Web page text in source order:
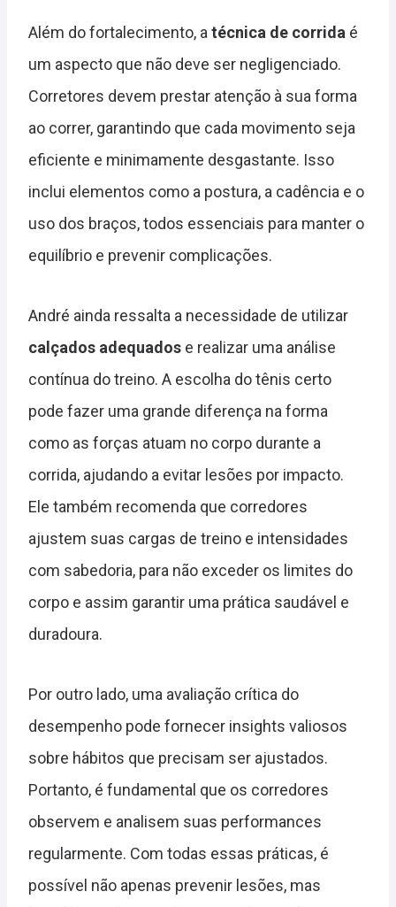
Além do fortalecimento, atécnica de corrida é
um aspecto que não deve ser negligenciado.
Corretores devem prestar atenção à sua forma
ao correr, garantindo que cada movimento seja
eficiente e minimamente desgastante. Isso
inclui elementos como a postura, a cadência e o
uso dos braços, todos essenciais para manter o
equilíbrio e prevenir complicações.
André ainda ressalta a necessidade de utilizar
calçados adequados e realizar uma análise
contínua do treino. A escolha do tênis certo
pode fazer uma grande diferença na forma
como as forças atuam no corpo durante a
corrida, ajudando a evitar lesões por impacto.
Ele também recomenda que corredores
ajustem suas cargas de treino e intensidades
com sabedoria, para não exceder os limites do
corpo e assim garantir uma prática saudável e
duradoura.
Por outro lado, uma avaliação crítica do
desempenho pode fornecer insights valiosos
sobre hábitos que precisam ser ajustados.
Portanto, é fundamental que os corredores
observem e analisem suas performances
regularmente. Com todas essas práticas, é
possível não apenas prevenir lesões, mas